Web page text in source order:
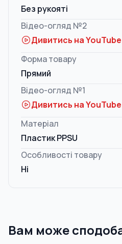
Без рукояті
Відео-огляд №2
Дивитись на YouTube
Форма товару
Прямий
Відео-огляд №1
Дивитись на YouTube
Матеріал
Пластик PPSU
Особливості товару
Ні
Вам може